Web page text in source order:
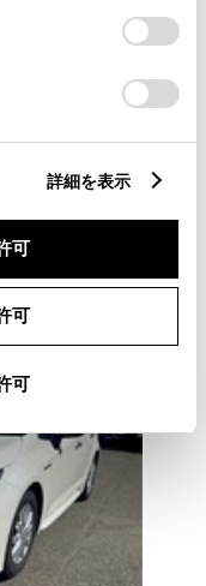
たっては、当社の
ついて
」をご覧くだ
詳細を表示
可
可
可